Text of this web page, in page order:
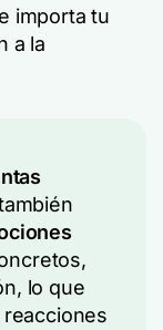
importa tu
a la
lo que